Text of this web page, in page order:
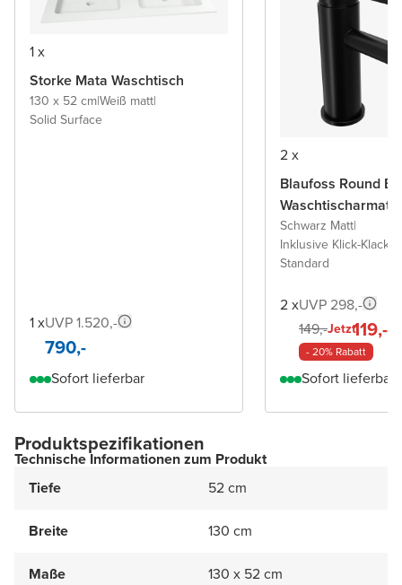
1 x
Storke Mata Waschtisch
130 x 52 cm|Weiß matt|
Solid Surface
1 xUVP 1.520,-
790,-
Sofort lieferbar
2 x
Blaufoss Round
Schwarz Matt|
Inklusive Klick-Klack
Standard
2 xUVP 298,-
149,-Jetzt119,-
- 20% Rabatt
Sofort lieferbar
Produktspezifikationen
Technische Informationen zum Produkt
Tiefe
52 cm
Breite 130 cm
Maße 130 x 52 cm